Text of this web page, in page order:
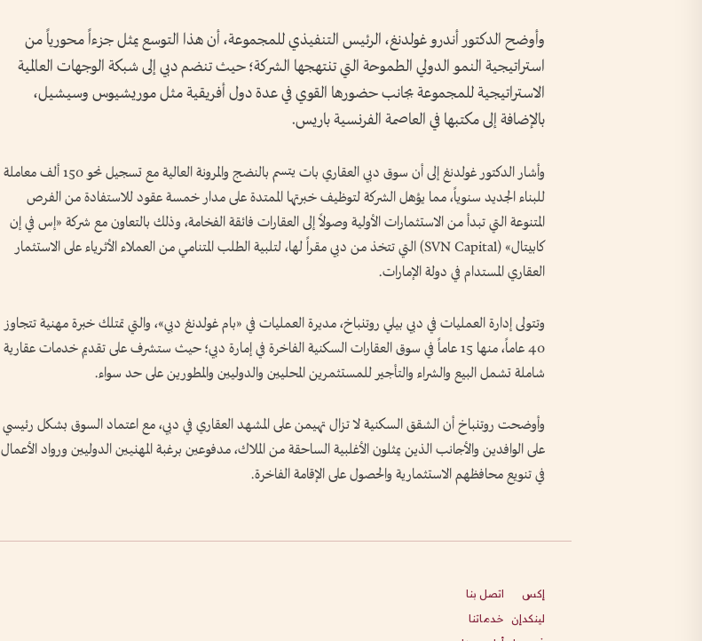
وأوضح الدكتور أندرو غولدنغ، الرئيس التنفيذي للمجموعة، أن هذا التوسع يمثل جزءاً محورياً من
استراتيجية النمو الدولي الطموحة التي تنتهجها الشركة؛ حيث تنضم دبي إلى شبكة الوجهات العالمية
الاستراتيجية للمجموعة بجانب حضورها القوي في عدة دول أفريقية مثل موريشيوس وسيشيل،
بالإضافة إلى مكتبها في العاصمة الفرنسية باريس.
وأشار الدكتور غولدنغ إلى أن سوق دبي العقاري بات يتسم بالنضج والمرونة العالية مع تسجيل نحو 150 ألف معاملة
للبناء الجديد سنوياً، مما يؤهل الشركة لتوظيف خبرتها الممتدة على مدار خمسة عقود للاستفادة من الفرص
المتنوعة التي تبدأ من الاستثمارات الأولية وصولاً إلى العقارات فائقة الفخامة، وذلك بالتعاون مع شركة «إس في إن
كابيتال» (SVN Capital) التي تتخذ من دبي مقراً لها، لتلبية الطلب المتنامي من العملاء الأثرياء على الاستثمار
العقاري المستدام في دولة الإمارات.
وتتولى إدارة العمليات في دبي بيلي روتنباخ، مديرة العمليات في «بام غولدنغ دبي»، والتي تمتلك خبرة مهنية تتجاوز
40 عاماً، منها 15 عاماً في سوق العقارات السكنية الفاخرة في إمارة دبي؛ حيث ستشرف على تقديم خدمات عقارية
شاملة تشمل البيع والشراء والتأجير للمستثمرين المحليين والدوليين والمطورين على حد سواء.
وأوضحت روتنباخ أن الشقق السكنية لا تزال تهيمن على المشهد العقاري في دبي، مع اعتماد السوق بشكل رئيسي
على الوافدين والأجانب الذين يمثلون الأغلبية الساحقة من الملاك، مدفوعين برغبة المهنيين الدوليين ورواد الأعمال
في تنويع محافظهم الاستثمارية والحصول على الإقامة الفاخرة.
إكس
لينكدإن
اتصل بنا
خدماتنا